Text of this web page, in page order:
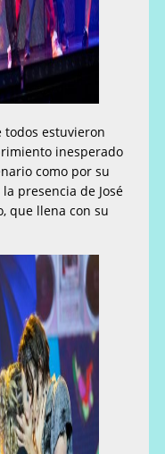
todos estuvieron
inesperado
como por su
presencia de José
que llena con su